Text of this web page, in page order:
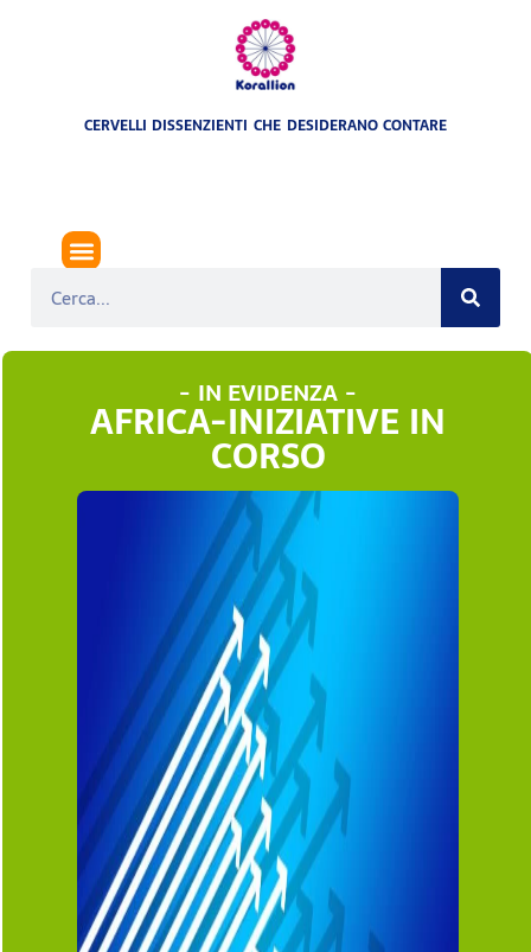
CERVELLI DISSENZIENTI CHE DESIDERANO CONTARE
- IN EVIDENZA -
AFRICA-INIZIATIVE IN
CORSO